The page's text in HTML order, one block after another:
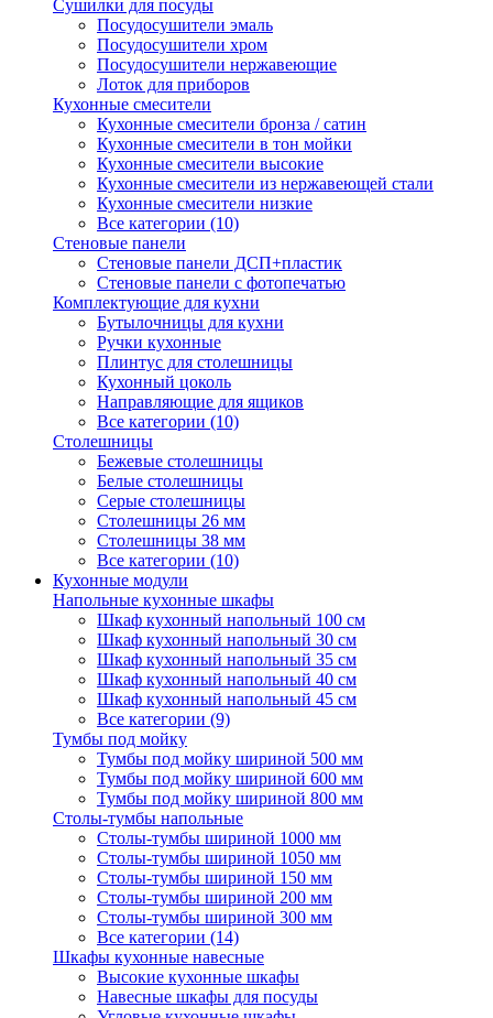
Сушилки для посуды
Посудосушители эмаль
Посудосушители хром
Посудосушители нержавеющие
Лоток для приборов
Кухонные смесители
Кухонные смесители бронза / сатин
Кухонные смесители в тон мойки
Кухонные смесители высокие
Кухонные смесители из нержавеющей стали
Кухонные смесители низкие
Все категории (10)
Стеновые панели
Стеновые панели ДСП+пластик
Стеновые панели с фотопечатью
Комплектующие для кухни
Бутылочницы для кухни
Ручки кухонные
Плинтус для столешницы
Кухонный цоколь
Направляющие для ящиков
Все категории (10)
Столешницы
Бежевые столешницы
Белые столешницы
Серые столешницы
Столешницы 26 мм
Столешницы 38 мм
Все категории (10)
Кухонные модули
Напольные кухонные шкафы
Шкаф кухонный напольный 100 см
Шкаф кухонный напольный 30 см
Шкаф кухонный напольный 35 см
Шкаф кухонный напольный 40 см
Шкаф кухонный напольный 45 см
Все категории (9)
Тумбы под мойку
Тумбы под мойку шириной 500 мм
Тумбы под мойку шириной 600 мм
Тумбы под мойку шириной 800 мм
Столы-тумбы напольные
Столы-тумбы шириной 1000 мм
Столы-тумбы шириной 1050 мм
Столы-тумбы шириной 150 мм
Столы-тумбы шириной 200 мм
Столы-тумбы шириной 300 мм
Все категории (14)
Шкафы кухонные навесные
Высокие кухонные шкафы
Навесные шкафы для посуды